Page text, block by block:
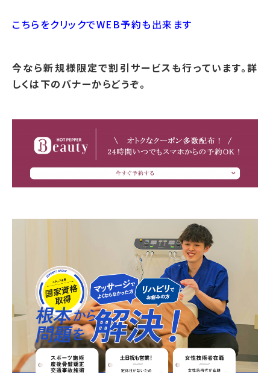
こちらをクリックでWEB予約も出来ます
今なら新規様限定で割引サービスも行っています。詳
しくは下のバナーからどうぞ。